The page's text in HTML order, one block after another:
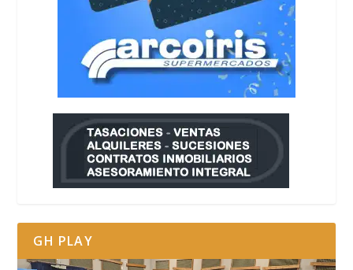
GH PLAY